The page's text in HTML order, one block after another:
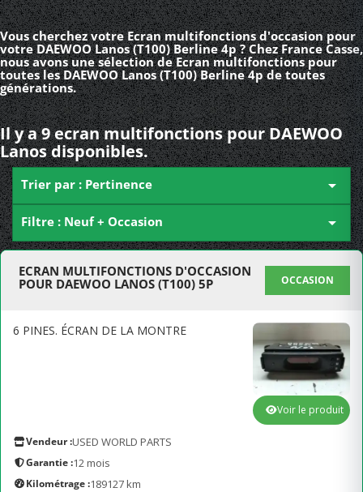
Vous cherchez votre Ecran multifonctions d'occasion pour
votre DAEWOO Lanos (T100) Berline 4p ? Chez France Casse,
nous avons une sélection de Ecran multifonctions pour
toutes les DAEWOO Lanos (T100) Berline 4p de toutes
générations.
Il y a 9 ecran multifonctions pour DAEWOO
Lanos disponibles.
Trier par : Pertinence 
Filtre : Neuf + Occasion 
ECRAN MULTIFONCTIONS D'OCCASION
POUR DAEWOO LANOS (T100) 5P
OCCASION
6 PINES. ÉCRAN DE LA MONTRE
Vendeur :USED WORLD PARTS
Garantie :12 mois
Kilométrage :189127 km
Voir le produit